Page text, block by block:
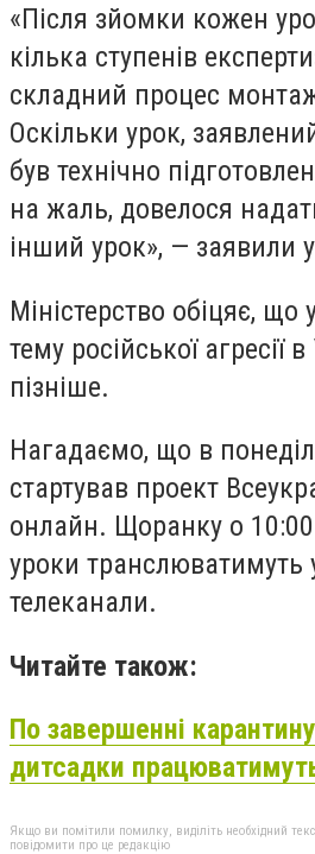
«Після зйомки кожен
кілька ступенів
складний процес
Оскільки урок,
був технічно
на жаль, довелося
інший урок», — заявили
Міністерство обіцяє, що
тему російської агресії
пізніше.
Нагадаємо, що в
стартував проект
онлайн. Щоранку о 10:00
уроки транслюватимуть
телеканали.
Читайте також:
По завершенні
дитсадки
Якщо ви помітили помилку, виділіть необхідний
повідомити про це редакцію